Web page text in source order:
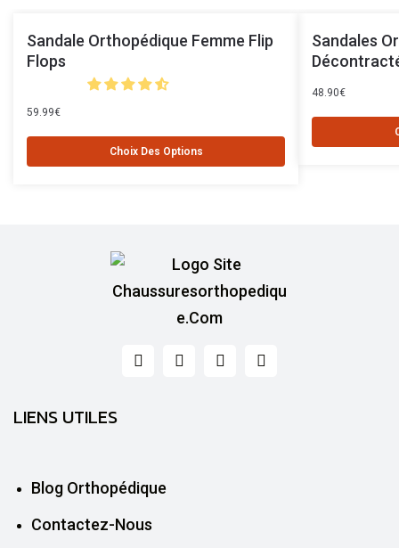
Sandale Orthopédique Femme Flip
Flops
59.99€
Choix Des Options
Sandales
48.90€
LIENS UTILES
Blog Orthopédique
Contactez-Nous